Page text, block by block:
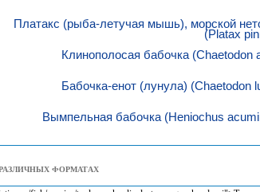
Платакс (рыба-летучая мышь), морской
(Platax
Клинополосая бабочка (Chaetodon
Бабочка-енот (лунула) (Chaetodon
Вымпельная бабочка (Heniochus
ФОРМАТАХ